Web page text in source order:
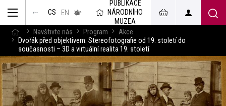
CS EN
v českém
jazyce
PUBLIKACE
NÁRODNÍHO
MUZEA
Navštivte nás
Program
Akce
Dvořák před objektivem: Stereofotografie od 19. století do
současnosti – 3D a virtuální realita 19. století